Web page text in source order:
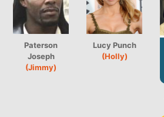
Paterson
Joseph
(Jimmy)
Lucy Punch
(Holly)